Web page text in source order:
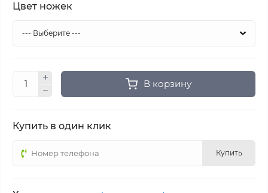
Цвет ножек
В корзину
Купить в один клик
Купить